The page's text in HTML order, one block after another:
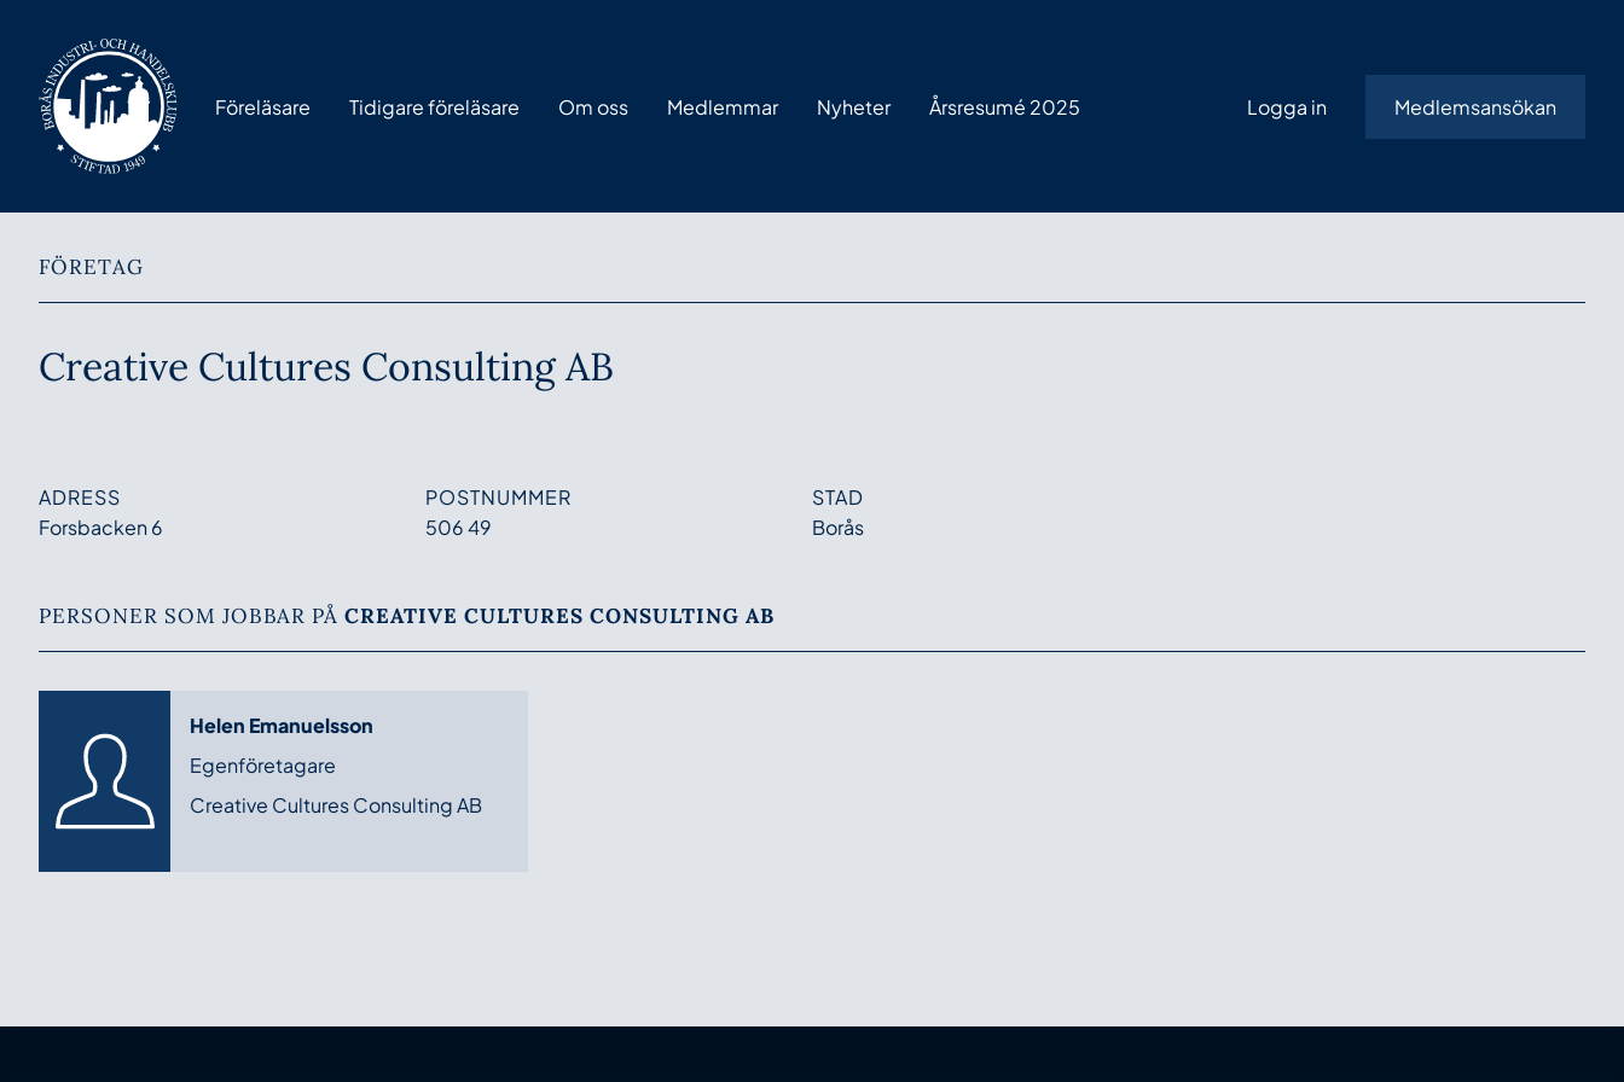
Föreläsare Tidigare föreläsare Om oss Medlemmar Nyheter Årsresumé 2025 Logga in Medlemsansökan
FÖRETAG
Creative Cultures Consulting AB
ADRESS
Forsbacken 6
POSTNUMMER
506 49
STAD
Borås
PERSONER SOM JOBBAR PÅ CREATIVE CULTURES CONSULTING AB
Helen Emanuelsson
Egenföretagare
Creative Cultures Consulting AB